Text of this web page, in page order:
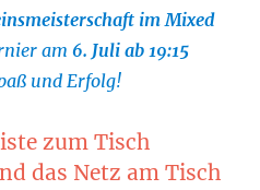
im Mixed
am6. Juli ab 19:15
und Erfolg!
zum Tisch
das Netz am Tisch